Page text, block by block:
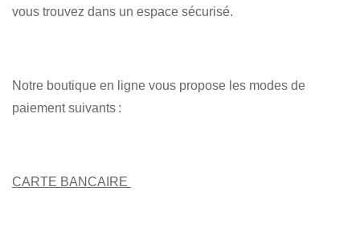
vous trouvez dans un espace sécurisé.
Notre boutique en ligne vous propose les modes de
paiement suivants :
CARTE BANCAIRE